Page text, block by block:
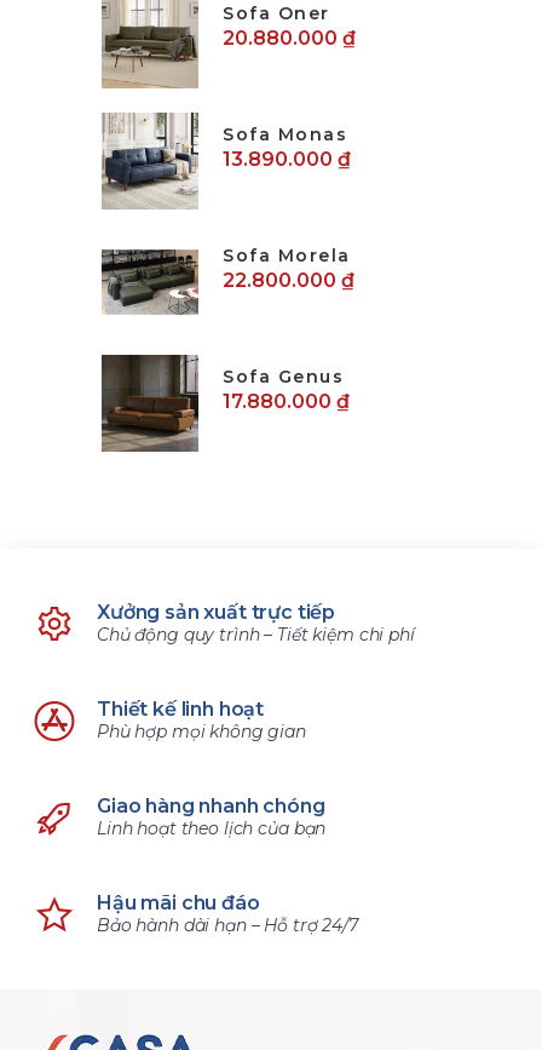
Sofa Oner
20.880.000 ₫
Sofa Monas
13.890.000 ₫
Sofa Morela
22.800.000 ₫
Sofa Genus
17.880.000 ₫
Xưởng sản xuất trực tiếp
Chủ động quy trình – Tiết kiệm chi phí
Thiết kế linh hoạt
Phù hợp mọi không gian
Giao hàng nhanh chóng
Linh hoạt theo lịch của bạn
Hậu mãi chu đáo
Bảo hành dài hạn – Hỗ trợ 24/7